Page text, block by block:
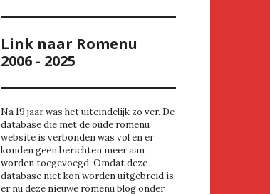
Link naar Romenu
2006 - 2025
Na 19 jaar was het uiteindelijk zo ver. De
database die met de oude romenu
website is verbonden was vol en er
konden geen berichten meer aan
worden toegevoegd. Omdat deze
database niet kon worden uitgebreid is
er nu deze nieuwe romenu blog onder